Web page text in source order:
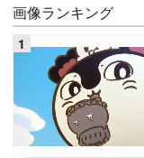
画像ランキング